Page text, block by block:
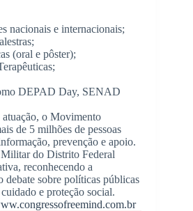
nacionais e internacionais;
(oral e pôster);
DEPAD Day, SENAD
o Movimento
de 5 milhões de pessoas
prevenção e apoio.
do Distrito Federal
reconhecendo a
debate sobre políticas públicas
e proteção social.